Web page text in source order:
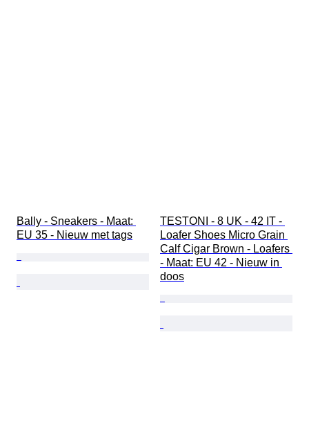
Bally - Sneakers - Maat:
EU 35 - Nieuw met tags
TESTONI - 8 UK - 42 IT -
Loafer Shoes Micro Grain
Calf Cigar Brown - Loafers
- Maat: EU 42 - Nieuw in
doos